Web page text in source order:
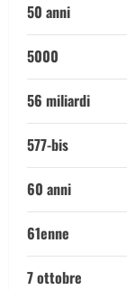
50 anni
5000
56 miliardi
577-bis
60 anni
61enne
7 ottobre